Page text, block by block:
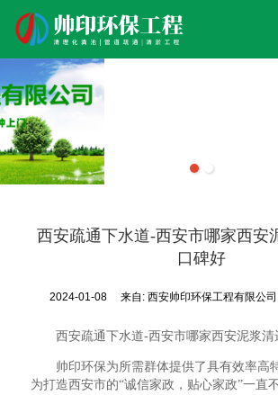
西安疏通下水道-西安市哪家西安
口碑好
2024-01-08 来自:西安帅印环保工程有限公司
西安疏通下水道-西安市哪家西安泥浆
帅印环保为所需群体提供了具有效率高
为打造西安市的“诚信家政，贴心家政”一直